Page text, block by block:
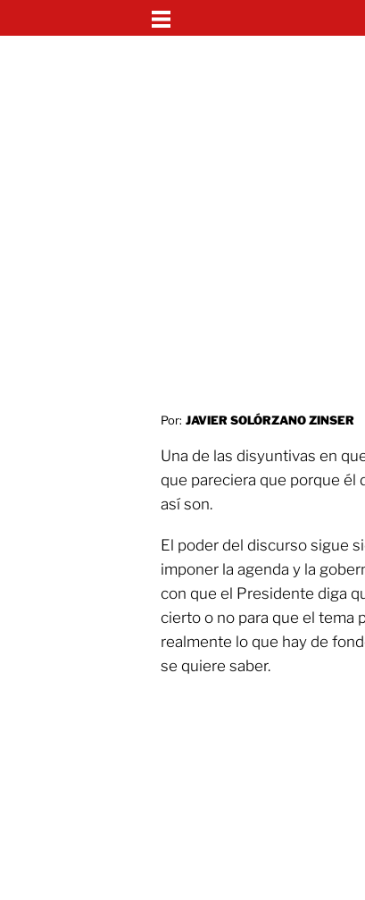
Por: JAVIER SOLÓRZANO ZINSER
Una de las disyuntivas en
que pareciera que porque él
así son.
El poder del discurso sigue
imponer la agenda y la
con que el Presidente diga
cierto o no para que el tema
realmente lo que hay de
se quiere saber.